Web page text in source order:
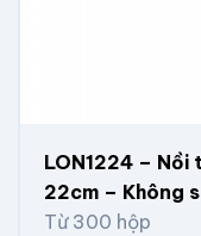
LON1224 –
22cm – Không
Từ 300 hộp